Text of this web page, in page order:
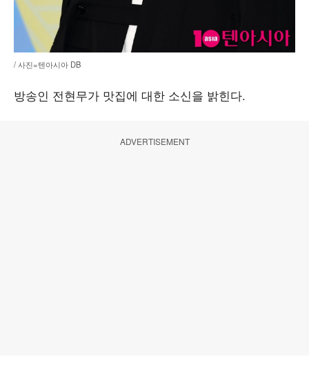
/ 사진=텐아시아 DB
방송인 전현무가 맛집에 대한 소신을 밝힌다.
ADVERTISEMENT